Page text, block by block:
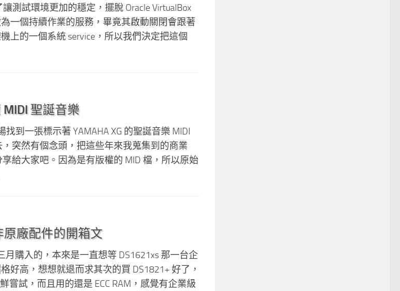
測試環境更加的穩定，擺脫 Oracle VirtualBox
一個持續作業的服務，畢竟其啟動關閉會跟著
上的一個系統 service，所以我們決定把這個
聖誕音樂
到一張標示著 YAMAHA XG 的聖誕音樂 MIDI
，突然有個念頭，把這些年來我蒐集到的商業
給大家吧。因為是有版權的 MID 檔，所以原始
原廠配件的開箱文
月購入的，本來是一直想等 DS1621xs 那一台企
好高，想想就退而求其次的買 DS1821+ 好了，
嘗試，而且用的還是 ECC RAM，感覺有企業級